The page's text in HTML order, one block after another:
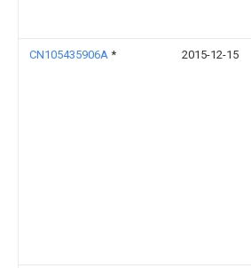
CN105435906A * 2015-12-15